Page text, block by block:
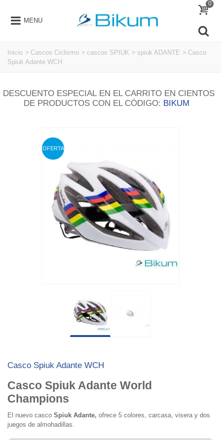
MENU
0
Inicio > Cascos Ciclismo > cascos SPIUK > spiuk ADANTE > Casco
Spiuk Adante WCH
DESCUENTO ESPECIAL EN EL CARRITO EN CIENTOS
DE PRODUCTOS CON EL CÓDIGO: BIKUM
OFERTA
Casco Spiuk Adante WCH
Casco Spiuk Adante World
Champions
El nuevo casco Spiuk Adante, ofrece 5 colores, carcasa, visera y dos
juegos de almohadillas.